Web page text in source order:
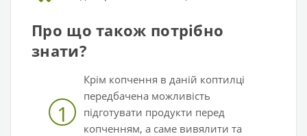
Про що також потрібно
знати?
1
Крім копчення в даній коптилці
передбачена можливість
підготувати продукти перед
копченням, а саме вивялити та